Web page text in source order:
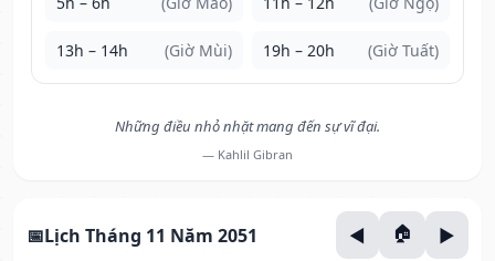
13h – 14h (Giờ Mùi) 19h – 20h (Giờ Tuất)
Những điều nhỏ nhặt mang đến sự vĩ đại.
— Kahlil Gibran
Lịch Tháng 11 Năm 2051